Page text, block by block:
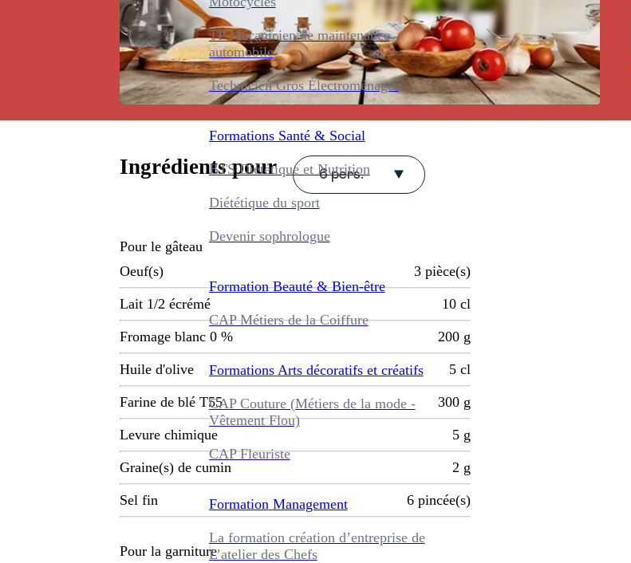
TP Mécanicien de maintenance
automobile
Technicien Gros Électroménager
Formations Santé & Social
BTS Diététique et Nutrition
Diététique du sport
Devenir sophrologue
Formation Beauté & Bien-être
CAP Métiers de la Coiffure
Formations Arts décoratifs et créatifs
CAP Couture (Métiers de la mode -
Vêtement Flou)
CAP Fleuriste
Formation Management
La formation création d’entreprise de
L’atelier des Chefs
Ingrédients pour 6 pers.
Pour le gâteau
Oeuf(s)
3 pièce(s)
Lait 1/2 écrémé 10 cl
Fromage blanc 0 % 200 g
Huile d'olive 5 cl
Farine de blé T55 300 g
Levure chimique 5 g
Graine(s) de cumin 2 g
Sel fin 6 pincée(s)
Pour la garniture